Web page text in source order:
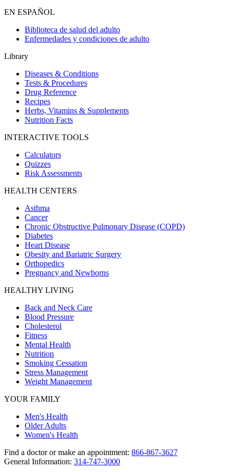
EN ESPAÑOL
Biblioteca de salud del adulto
Enfermedades y condiciones de adulto
Library
Diseases & Conditions
Tests & Procedures
Drug Reference
Recipes
Herbs, Vitamins & Supplements
Nutrition Facts
INTERACTIVE TOOLS
Calculators
Quizzes
Risk Assessments
HEALTH CENTERS
Asthma
Cancer
Chronic Obstructive Pulmonary Disease (COPD)
Diabetes
Heart Disease
Obesity and Bariatric Surgery
Orthopedics
Pregnancy and Newborns
HEALTHY LIVING
Back and Neck Care
Blood Pressure
Cholesterol
Fitness
Mental Health
Nutrition
Smoking Cessation
Stress Management
Weight Management
YOUR FAMILY
Men's Health
Older Adults
Women's Health
Find a doctor or make an appointment: 866-867-3627
General Information: 314-747-3000